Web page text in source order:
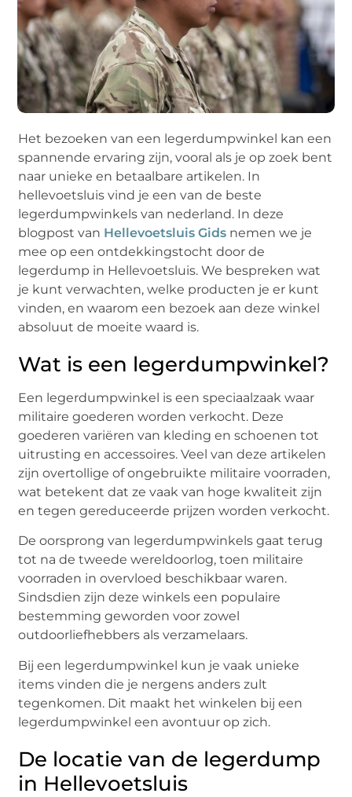
Het bezoeken van een legerdumpwinkel kan een
spannende ervaring zijn, vooral als je op zoek bent
naar unieke en betaalbare artikelen. In
hellevoetsluis vind je een van de beste
legerdumpwinkels van nederland. In deze
blogpost van Hellevoetsluis Gids nemen we je
mee op een ontdekkingstocht door de
legerdump in Hellevoetsluis. We bespreken wat
je kunt verwachten, welke producten je er kunt
vinden, en waarom een bezoek aan deze winkel
absoluut de moeite waard is.
Wat is een legerdumpwinkel?
Een legerdumpwinkel is een speciaalzaak waar
militaire goederen worden verkocht. Deze
goederen variëren van kleding en schoenen tot
uitrusting en accessoires. Veel van deze artikelen
zijn overtollige of ongebruikte militaire voorraden,
wat betekent dat ze vaak van hoge kwaliteit zijn
en tegen gereduceerde prijzen worden verkocht.
De oorsprong van legerdumpwinkels gaat terug
tot na de tweede wereldoorlog, toen militaire
voorraden in overvloed beschikbaar waren.
Sindsdien zijn deze winkels een populaire
bestemming geworden voor zowel
outdoorliefhebbers als verzamelaars.
Bij een legerdumpwinkel kun je vaak unieke
items vinden die je nergens anders zult
tegenkomen. Dit maakt het winkelen bij een
legerdumpwinkel een avontuur op zich.
De locatie van de legerdump
in Hellevoetsluis